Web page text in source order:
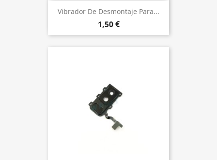
Vibrador De Desmontaje Para...
1,50 €